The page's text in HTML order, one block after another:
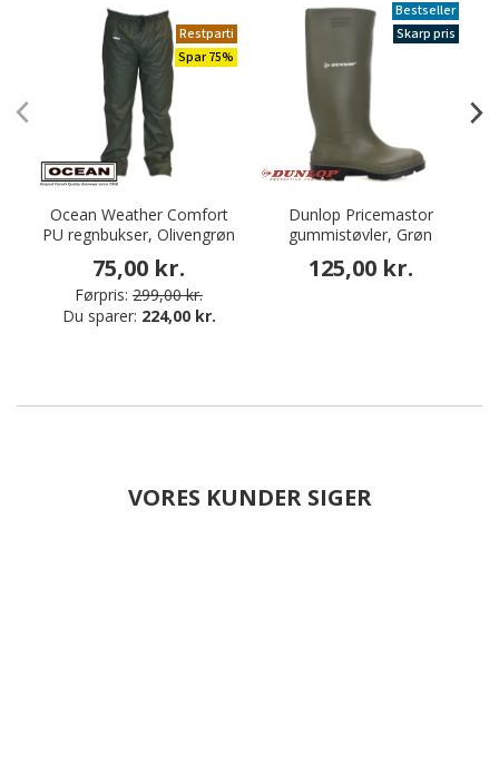
Restparti
Spar 75%
Ocean Weather Comfort
PU regnbukser, Olivengrøn
75,00 kr.
Førpris: 299,00 kr.
Du sparer: 224,00 kr.
Bestseller
Skarp pris
Dunlop Pricemastor
gummistøvler, Grøn
125,00 kr.
VORES KUNDER SIGER